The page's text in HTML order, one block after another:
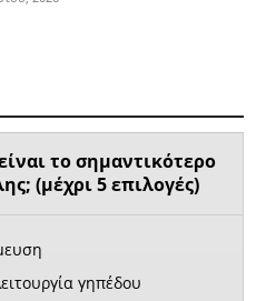
το σημαντικότερο
(μέχρι 5 επιλογές)
γηπέδου